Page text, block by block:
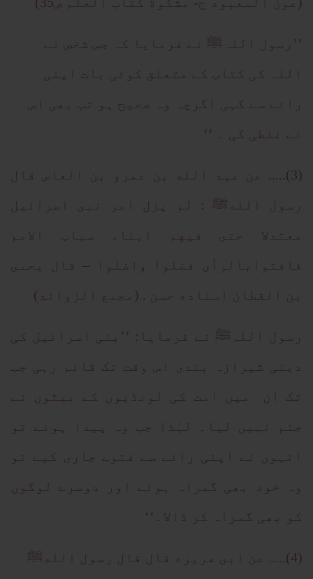
’’رسول اللہﷺ نے فرمایا کہ جس شخص نے
اللہ کی کتاب کے متعلق کوئی بات اپنی
رائے سے کہی اگرچہ وہ صحیح ہو تب بھی اس
نے غلطی کی ۔ ‘‘
(3)..... عن عبد الله بن عمرو بن العاص قال
رسول اللهﷺ : لم يزل امر نبى اسرائيل
معتدلا حتى فيهم ابناء سباب الامم
فافتوابالرأى فضلوا واضلوا – قال يحىى
بن القطان اسناده حسن . (مجمع الزوائد)
رسول اللہﷺ نے فرمایا: ’’بنی اسرائیل کی
دینی شیرازہ بندی اس وقت تک قائم رہی جب
تک ان میں امت کی لونڈیوں کے بیٹوں نے
جنم نہیں لیا۔ لہٰذا جب وہ پیدا ہوئے تو
انہوں نے اپنی رائے سے فتوے جاری کیے تو
وہ خود بھی گمراہ ہوئے اور دوسرے لوگوں
کو بھی گمراہ کر ڈالا۔‘‘
(4)..... عن ابى هريره قال قال رسول اللهﷺ